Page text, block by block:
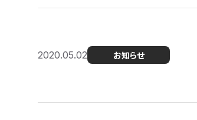
2020.05.02 お知らせ